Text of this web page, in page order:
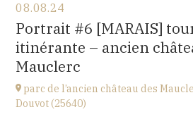
2 rue du Pont
25640 OUGNEY-DOUVOT
at21H00
08.08.24
Portrait #6 [MARAIS]
itinérante – ancien
Mauclerc
parc de l’ancien château des
Douvot (25640)